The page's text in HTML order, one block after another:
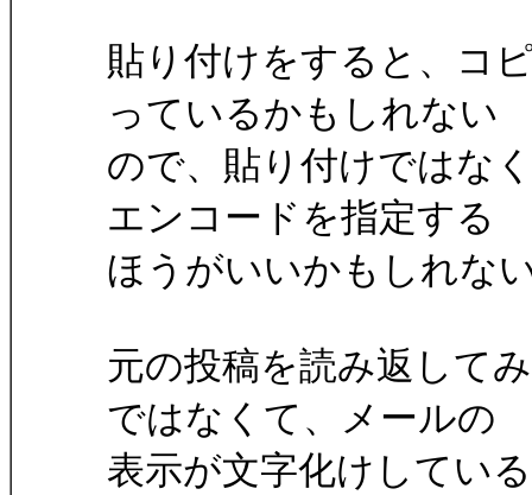
貼り付けをすると、コ
っているかもしれない
ので、貼り付けではな
エンコードを指定する
ほうがいいかもしれな
元の投稿を読み返して
ではなくて、メールの
表示が文字化けしてい